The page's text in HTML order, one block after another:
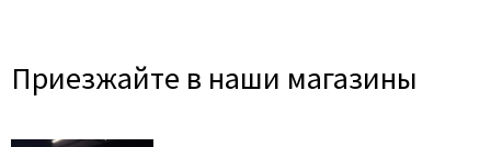
Приезжайте в наши магазины